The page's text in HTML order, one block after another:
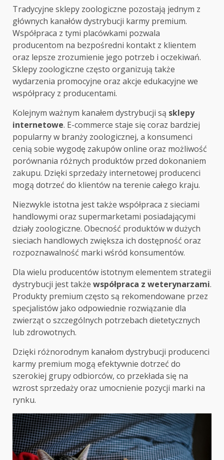
Tradycyjne sklepy zoologiczne pozostają jednym z
głównych kanałów dystrybucji karmy premium.
Współpraca z tymi placówkami pozwala
producentom na bezpośredni kontakt z klientem
oraz lepsze zrozumienie jego potrzeb i oczekiwań.
Sklepy zoologiczne często organizują także
wydarzenia promocyjne oraz akcje edukacyjne we
współpracy z producentami.
Kolejnym ważnym kanałem dystrybucji są sklepy
internetowe. E-commerce staje się coraz bardziej
popularny w branży zoologicznej, a konsumenci
cenią sobie wygodę zakupów online oraz możliwość
porównania różnych produktów przed dokonaniem
zakupu. Dzięki sprzedaży internetowej producenci
mogą dotrzeć do klientów na terenie całego kraju.
Niezwykle istotna jest także współpraca z sieciami
handlowymi oraz supermarketami posiadającymi
działy zoologiczne. Obecność produktów w dużych
sieciach handlowych zwiększa ich dostępność oraz
rozpoznawalność marki wśród konsumentów.
Dla wielu producentów istotnym elementem strategii
dystrybucji jest także współpraca z weterynarzami.
Produkty premium często są rekomendowane przez
specjalistów jako odpowiednie rozwiązanie dla
zwierząt o szczególnych potrzebach dietetycznych
lub zdrowotnych.
Dzięki różnorodnym kanałom dystrybucji producenci
karmy premium mogą efektywnie dotrzeć do
szerokiej grupy odbiorców, co przekłada się na
wzrost sprzedaży oraz umocnienie pozycji marki na
rynku.